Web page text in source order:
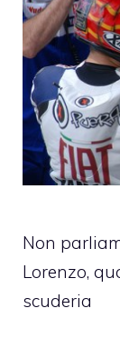
Non
Lorenzo,
scuderia